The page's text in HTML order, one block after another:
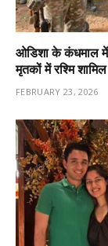
ओडिशा के कंधमाल में
मृतकों में रश्मि शामिल
FEBRUARY 23, 2026